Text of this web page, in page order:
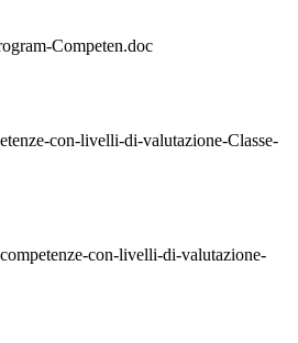
Competen.doc
con-livelli-di-valutazione-Classe-
con-livelli-di-valutazione-